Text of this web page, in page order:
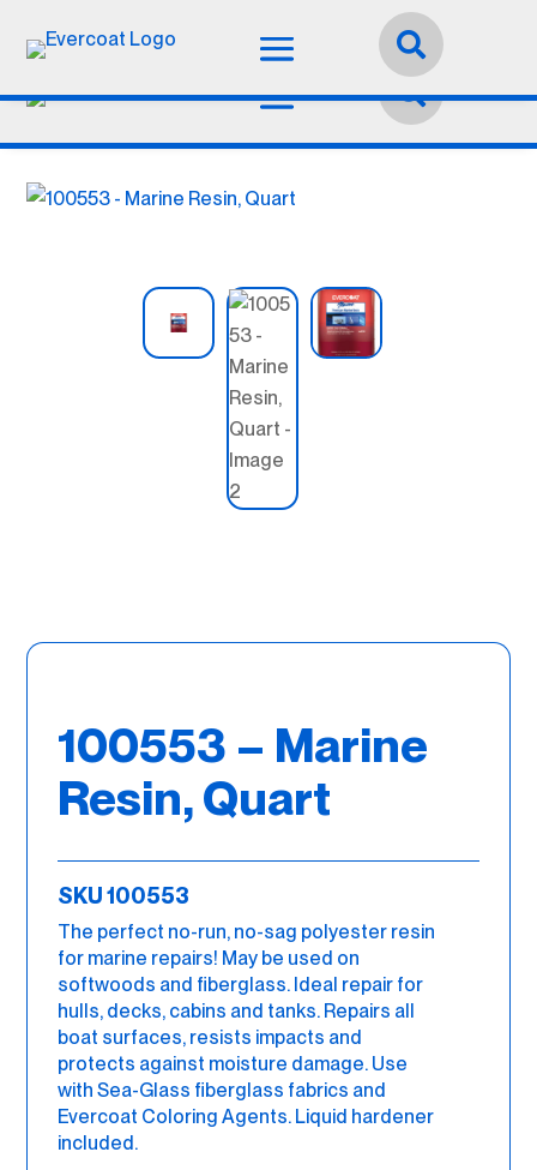
Idioma: Español


100553 – Marine
Resin, Quart
SKU 100553
The perfect no-run, no-sag polyester resin
for marine repairs! May be used on
softwoods and fiberglass. Ideal repair for
hulls, decks, cabins and tanks. Repairs all
boat surfaces, resists impacts and
protects against moisture damage. Use
with Sea-Glass fiberglass fabrics and
Evercoat Coloring Agents. Liquid hardener
included.